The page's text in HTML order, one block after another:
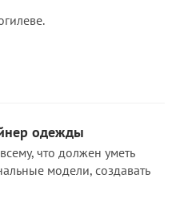
одежды
что должен уметь
модели, создавать